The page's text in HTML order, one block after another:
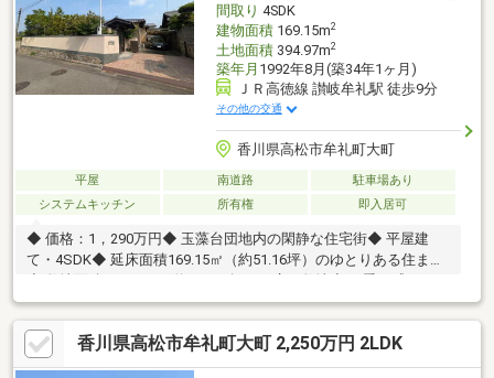
間取り 4SDK
建物面積169.15m2
土地面積394.97m2
築年月 1992年8月(築34年1ヶ月)
ＪＲ高徳線 讃岐牟礼駅 徒歩9分
その他の交通
香川県高松市牟礼町大町
平屋 南道路
駐車場あり
システムキッチン
所有権 即入居可
◆ 価格：1，290万円◆ 玉藻台団地内の閑静な住宅街◆ 平屋建
て・4SDK◆ 延床面積169.15㎡（約51.16坪）のゆとりある住まい
る中庭付き◆ 収納スペースが豊富で住空間もすっきり◆ 縦列駐
車3台可能◆ 家族みんなが暮らしやすいワンフロア設計◆ 趣味部
屋・書斎・収納など多目的に使える4SDK◆ 広い玄関とゆとりあ
る室内空間◆ ゆったりとしたスローライフを叶える住まい◆ 現
香川県高松市牟礼町大町 2,250万円 2LDK